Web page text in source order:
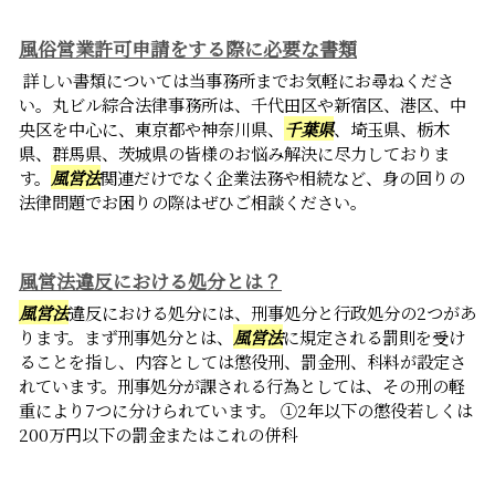
風俗営業許可申請をする際に必要な書類
詳しい書類については当事務所までお気軽にお尋ねくださ
い。丸ビル綜合法律事務所は、千代田区や新宿区、港区、中
央区を中心に、東京都や神奈川県、 千葉県、埼玉県、栃木
県、群馬県、茨城県の皆様のお悩み解決に尽力しておりま
す。 風営法関連だけでなく企業法務や相続など、身の回りの
法律問題でお困りの際はぜひご相談ください。
風営法違反における処分とは？
風営法違反における処分には、刑事処分と行政処分の2つがあ
ります。まず刑事処分とは、 風営法に規定される罰則を受け
ることを指し、内容としては懲役刑、罰金刑、科料が設定さ
れています。刑事処分が課される行為としては、その刑の軽
重により7つに分けられています。 ①2年以下の懲役若しくは
200万円以下の罰金またはこれの併科